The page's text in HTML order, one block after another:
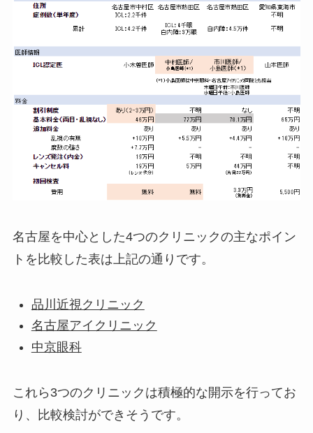
名古屋を中心とした4つのクリニックの主なポイン
トを比較した表は上記の通りです。
品川近視クリニック
名古屋アイクリニック
中京眼科
これら3つのクリニックは積極的な開示を行ってお
り、比較検討ができそうです。